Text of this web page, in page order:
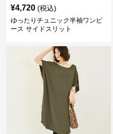
¥4,720 (税込)
ゆったりチュニック半袖ワンピ
ース サイドスリット